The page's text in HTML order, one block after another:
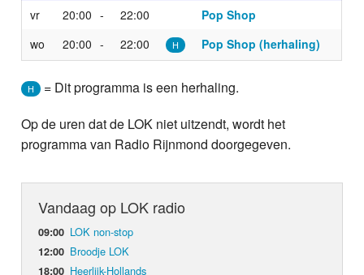
vr 20:00 22:00
Pop Shop
wo
20:00 22:00 H Pop Shop (herhaling)
H
= Dit programma is een herhaling.
Op de uren dat de LOK niet uitzendt, wordt het
programma van Radio Rijnmond doorgegeven.
Vandaag op LOK radio
09:00 LOK non-stop
12:00 Broodje LOK
18:00 Heerlijk-Hollands